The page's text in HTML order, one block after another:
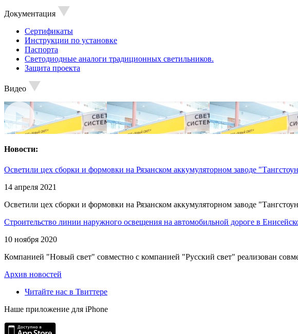
Документация
Сертификаты
Инструкции по установке
Паспорта
Светодиодные аналоги традиционных светильников.
Защита проекта
Видео
Новости:
Осветили цех сборки и формовки на Рязанском аккумуляторном заводе
14 апреля 2021
Осветили цех сборки и формовки на Рязанском аккумуляторном заводе
Строительство линии наружного освещения на автомобильной дороге в
10 ноября 2020
Компанией "Новый свет" совместно с компанией "Русский свет" реализован
Архив новостей
Читайте нас в Твиттере
Наше приложение для iPhone